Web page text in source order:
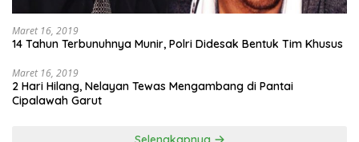
Maret 16, 2019
14 Tahun Terbunuhnya Munir, Polri Didesak Bentuk Tim Khusus
Maret 16, 2019
2 Hari Hilang, Nelayan Tewas Mengambang di Pantai
Cipalawah Garut